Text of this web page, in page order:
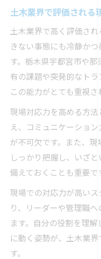
土木業界で評価される
土木業界で高く評価さ
きない事態にも冷静か
す。栃木県宇都宮市や
有の課題や突発的なトラ
この能力がとても重視さ
現場対応力を高める方
え、コミュニケーショ
が不可欠です。また、
しっかり把握し、いざ
備えておくことも重要で
現場での対応力が高い
り、リーダーや管理職
ます。自分の役割を理
に動く姿勢が、土木業
す。